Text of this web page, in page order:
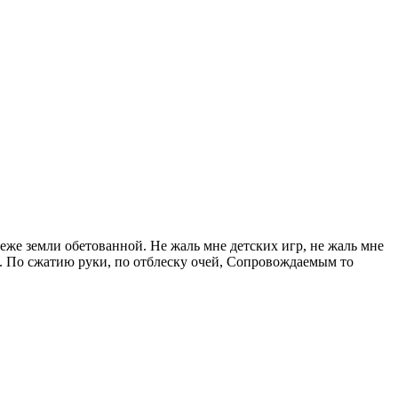
земли обетованной. Не жаль мне детских игр, не жаль мне
По сжатию руки, по отблеску очей, Сопровождаемым то